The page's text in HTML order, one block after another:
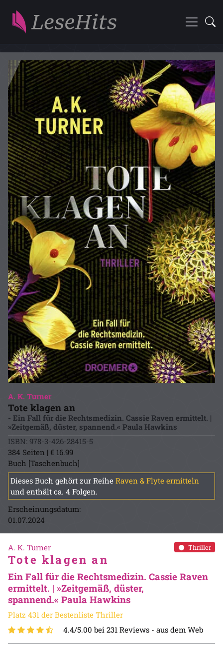
A. K. Turner
Tote klagen an
- Ein Fall für die Rechtsmedizin. Cassie Raven ermittelt. |
»Zeitgemäß, düster, spannend.« Paula Hawkins
ISBN: 978-3-426-28415-5
384 Seiten | € 16.99
Buch [Taschenbuch]
Dieses Buch gehört zur Reihe Raven & Flyte ermitteln
und enthält ca. 4 Folgen.
Erscheinungsdatum:
01.07.2024
Thriller
A. K. Turner
Tote klagen an
Ein Fall für die Rechtsmedizin. Cassie Raven
ermittelt. | »Zeitgemäß, düster,
spannend.« Paula Hawkins
Platz 431 der Bestenliste Thriller
4.4/5.00 bei 231 Reviews - aus dem Web